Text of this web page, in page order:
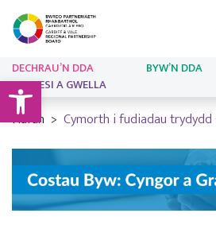
Open toolbar
DECHRAU’N DDA BYW’N DDA
ARLOESI A GWELLA
Hafan Cymorth i fudiadau